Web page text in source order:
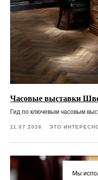
Часовые выставки
Гид по ключевым часовым
11.07.2026 ЭТО
Мы